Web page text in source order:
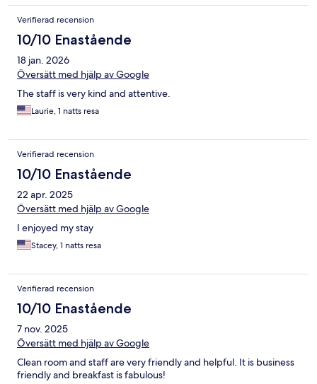
Verifierad recension
10/10 Enastående
18 jan. 2026
Översätt med hjälp av Google
The staff is very kind and attentive.
Laurie, 1 natts resa
Verifierad recension
10/10 Enastående
22 apr. 2025
Översätt med hjälp av Google
I enjoyed my stay
Stacey, 1 natts resa
Verifierad recension
10/10 Enastående
7 nov. 2025
Översätt med hjälp av Google
Clean room and staff are very friendly and helpful. It is business
friendly and breakfast is fabulous!